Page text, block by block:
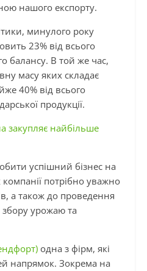
нашого експорту.
минулого року
23% від всього
балансу. В той же час,
масу яких складає
40% від всього
продукції.
закупляє найбільше
успішний бізнес на
потрібно уважно
а також до проведення
збору урожаю та
одна з фірм, які
напрямок. Зокрема на